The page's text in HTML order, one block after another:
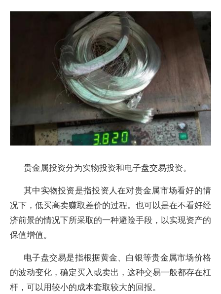
贵金属投资分为实物投资和电子盘交易投资。
其中实物投资是指投资人在对贵金属市场看好的情
况下，低买高卖赚取差价的过程。也可以是在不看好经
济前景的情况下所采取的一种避险手段，以实现资产的
保值增值。
电子盘交易是指根据黄金、白银等贵金属市场价格
的波动变化，确定买入或卖出，这种交易一般都存在杠
杆，可以用较小的成本套取较大的回报。